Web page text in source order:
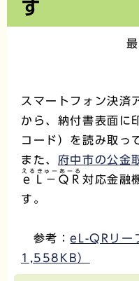
す
スマートフォン決済
から、納付書表面に
コード）を読み取っ
また、 府中市の公金
ｅＬ－ＱＲ
えるきゅーあーる
対応金融
す。
参考：eL-QRリー
1,558KB）